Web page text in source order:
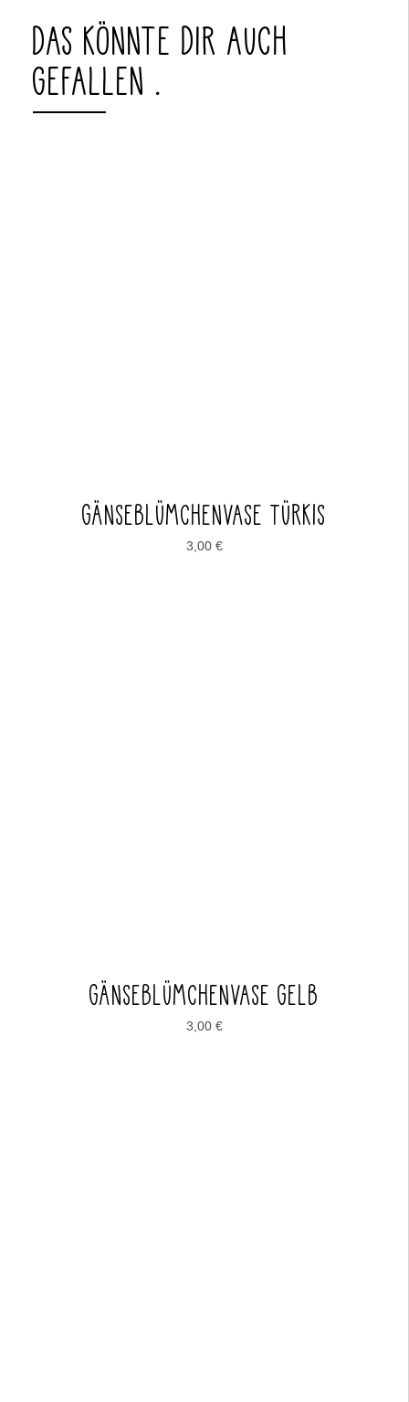
DAS KÖNNTE DIR AUCH
GEFALLEN …
GÄNSEBLÜMCHENVASE TÜRKIS
3,00 €
GÄNSEBLÜMCHENVASE GELB
3,00 €